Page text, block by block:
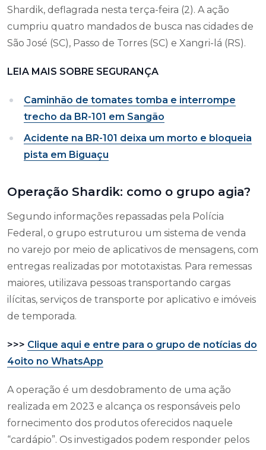
Shardik, deflagrada nesta terça-feira (2). A ação
cumpriu quatro mandados de busca nas cidades de
São José (SC), Passo de Torres (SC) e Xangri-lá (RS).
LEIA MAIS SOBRE SEGURANÇA
Caminhão de tomates tomba e interrompe
trecho da BR-101 em Sangão
Acidente na BR-101 deixa um morto e bloqueia
pista em Biguaçu
Operação Shardik: como o grupo agia?
Segundo informações repassadas pela Polícia
Federal, o grupo estruturou um sistema de venda
no varejo por meio de aplicativos de mensagens, com
entregas realizadas por mototaxistas. Para remessas
maiores, utilizava pessoas transportando cargas
ilícitas, serviços de transporte por aplicativo e imóveis
de temporada.
>>> Clique aqui e entre para o grupo de notícias do
4oito no WhatsApp
A operação é um desdobramento de uma ação
realizada em 2023 e alcança os responsáveis pelo
fornecimento dos produtos oferecidos naquele
“cardápio”. Os investigados podem responder pelos